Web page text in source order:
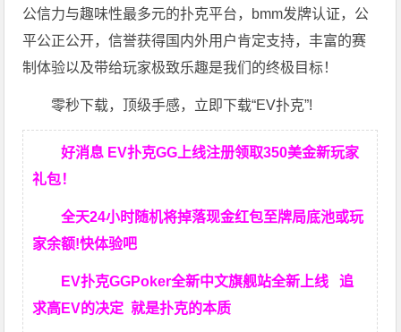
公信力与趣味性最多元的扑克平台，bmm发牌认证，公
平公正公开，信誉获得国内外用户肯定支持，丰富的赛
制体验以及带给玩家极致乐趣是我们的终极目标！
零秒下载，顶级手感，立即下载“EV扑克”!
好消息 EV扑克GG上线注册领取350美金新玩家
礼包！
全天24小时随机将掉落现金红包至牌局底池或玩
家余额!快体验吧
EV扑克GGPoker全新中文旗舰站全新上线 追
求高EV的决定就是扑克的本质